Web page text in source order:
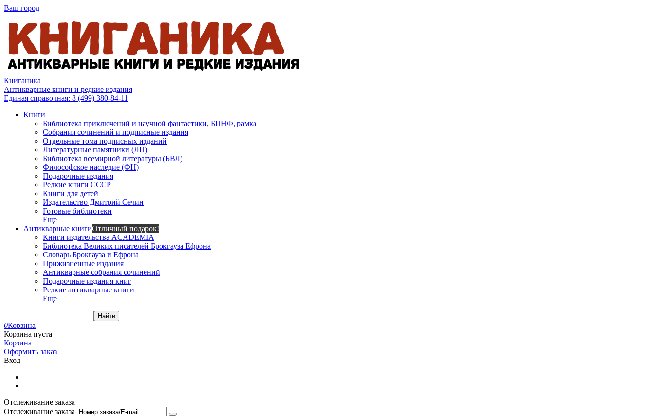
Ваш город
Книганика
Антикварные книги и редкие издания
Единая справочная: 8 (499) 380-84-11
Книги
Библиотека приключений и научной фантастики, БПНФ, рамка
Собрания сочинений и подписные издания
Отдельные тома подписных изданий
Литературные памятники (ЛП)
Библиотека всемирной литературы (БВЛ)
Философское наследие (ФН)
Подарочные издания
Редкие книги СССР
Книги для детей
Издательство Дмитрий Сечин
Готовые библиотеки
Еще
Антикварные книгиОтличный подарок!
Книги издательства ACADEMIA
Библиотека Великих писателей Брокгауза Ефрона
Словарь Брокгауза и Ефрона
Прижизненные издания
Антикварные собрания сочинений
Подарочные издания книг
Редкие антикварные книги
Еще
Найти
0Корзина
Корзина пуста
Корзина
Оформить заказ
Вход
Отслеживание заказа
Отслеживание заказа